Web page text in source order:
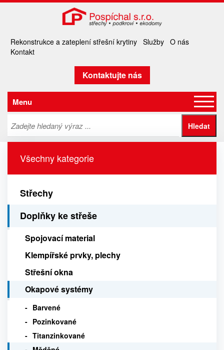
Rekonstrukce a zateplení střešní krytiny Služby O nás
Kontakt
Kontaktujte nás
Menu
Všechny kategorie
Střechy
Doplňky ke střeše
Spojovací material
Klempířské prvky, plechy
Střešní okna
Okapové systémy
Barvené
Pozinkované
Titanzinkované